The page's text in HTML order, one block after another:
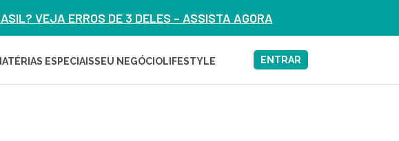
VEJA ERROS DE 3 DELES – ASSISTA AGORA
ESPECIAISSEU NEGÓCIOLIFESTYLE ENTRAR